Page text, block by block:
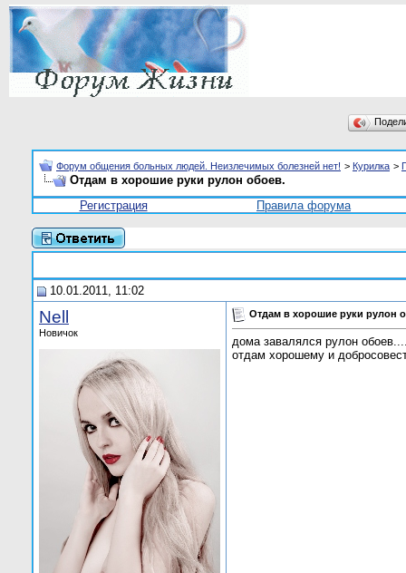
Форум общения больных людей. Неизлечимых болезней нет! > Курилка >
Отдам в хорошие руки рулон обоев.
Регистрация
Правила форума
10.01.2011, 11:02
Nell
Новичок
Отдам в хорошие руки рулон
дома завалялся рулон
отдам хорошему и